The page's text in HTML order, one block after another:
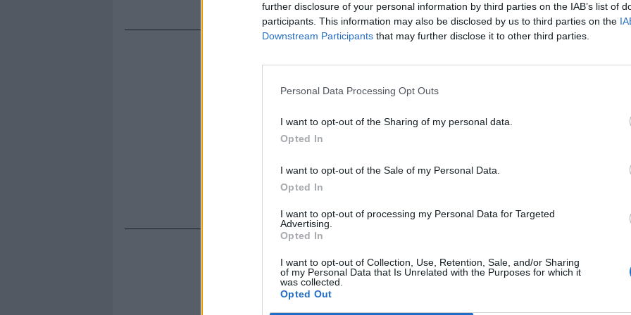
further disclosure of your personal information by third parties on the IAB’s list of
participants. This information may also be disclosed by us to third parties on the
Downstream Participants that may further disclose it to other third parties.
Personal Data Processing Opt Outs
I want to opt-out of the Sharing of my personal data.
Opted In
I want to opt-out of the Sale of my Personal Data.
Opted In
I want to opt-out of processing my Personal Data for Targeted
Advertising.
Opted In
I want to opt-out of Collection, Use, Retention, Sale, and/or Sharing
of my Personal Data that Is Unrelated with the Purposes for which it
was collected.
Opted Out
Trump, Meloni e la strategia